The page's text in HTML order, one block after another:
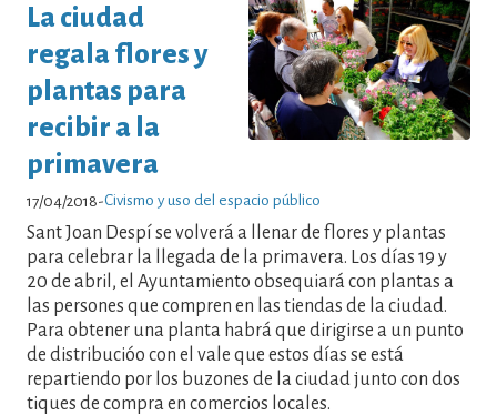
La ciudad
regala flores y
plantas para
recibir a la
primavera
17/04/2018-Civismo y uso del espacio público
Sant Joan Despí se volverá a llenar de flores y plantas
para celebrar la llegada de la primavera. Los días 19 y
20 de abril, el Ayuntamiento obsequiará con plantas a
las persones que compren en las tiendas de la ciudad.
Para obtener una planta habrá que dirigirse a un punto
de distribucióo con el vale que estos días se está
repartiendo por los buzones de la ciudad junto con dos
tiques de compra en comercios locales.